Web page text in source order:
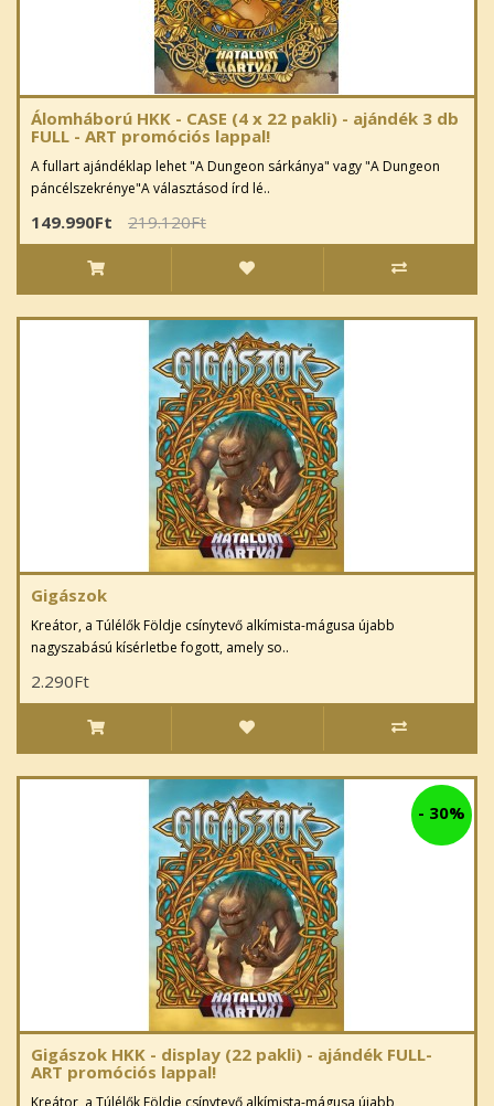
Álomháború HKK - CASE (4 x 22 pakli) - ajándék 3 db
FULL - ART promóciós lappal!
A fullart ajándéklap lehet "A Dungeon sárkánya" vagy "A Dungeon
páncélszekrénye"A választásod írd lé..
149.990Ft 219.120Ft
Gigászok
Kreátor, a Túlélők Földje csínytevő alkímista-mágusa újabb
nagyszabású kísérletbe fogott, amely so..
2.290Ft
- 30%
Gigászok HKK - display (22 pakli) - ajándék FULL-
ART promóciós lappal!